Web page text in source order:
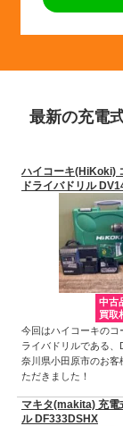
最新の充電
ハイコーキ(HiKoki)
ドライバドリル
中古
買取
今回はハイコーキのコ
ライバドリルである、
奈川県小田原市のお客
ただきました！
マキタ(makita) 充電
ル DF333DSHX